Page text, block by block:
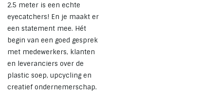
2.5 meter is een echte
eyecatchers! En je maakt er
een statement mee. Hét
begin van een goed gesprek
met medewerkers, klanten
en leveranciers over de
plastic soep, upcycling en
creatief ondernemerschap.